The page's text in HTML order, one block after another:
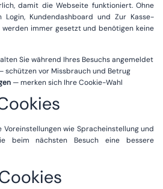
damit die Webseite funktioniert. Ohne
Login, Kundendashboard und Zur Kasse-
werden immer gesetzt und benötigen keine
Sie während Ihres Besuchs angemeldet
schützen vor Missbrauch und Betrug
— merken sich Ihre Cookie-Wahl
Voreinstellungen wie Spracheinstellung und
beim nächsten Besuch eine bessere